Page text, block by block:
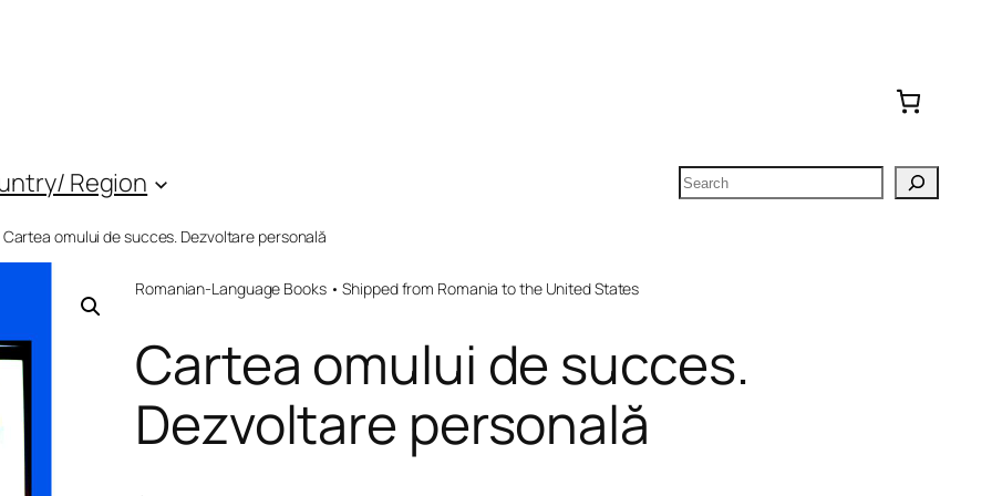
Region Search
Cartea omului de succes. Dezvoltare personală
Romanian-Language Books • Shipped from Romania to the United States
Cartea omului de succes.
Dezvoltare personală